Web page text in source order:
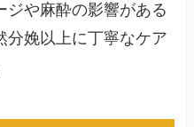
ジや麻酔の影響がある
分娩以上に丁寧なケア